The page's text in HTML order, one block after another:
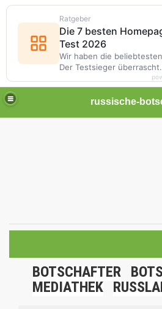
russische-
BOTSCHAFTER
MEDIATHEK
Ratgeber
Die 7 besten
Test 2026
Wir haben die
Der Testsieger überrascht.